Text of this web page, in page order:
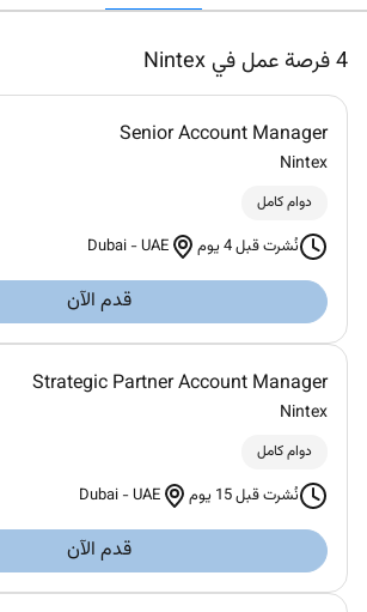
4فرصة عمل في Nintex
Senior Account Manager
Nintex
دوام كامل
نُشرت قبل 4 يوم Dubai -UAE
قدم الآن
Strategic Partner Account Manager
Nintex
دوام كامل
نُشرت قبل 15 يوم Dubai -UAE
قدم الآن